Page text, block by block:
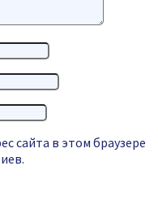
сайта в этом браузере